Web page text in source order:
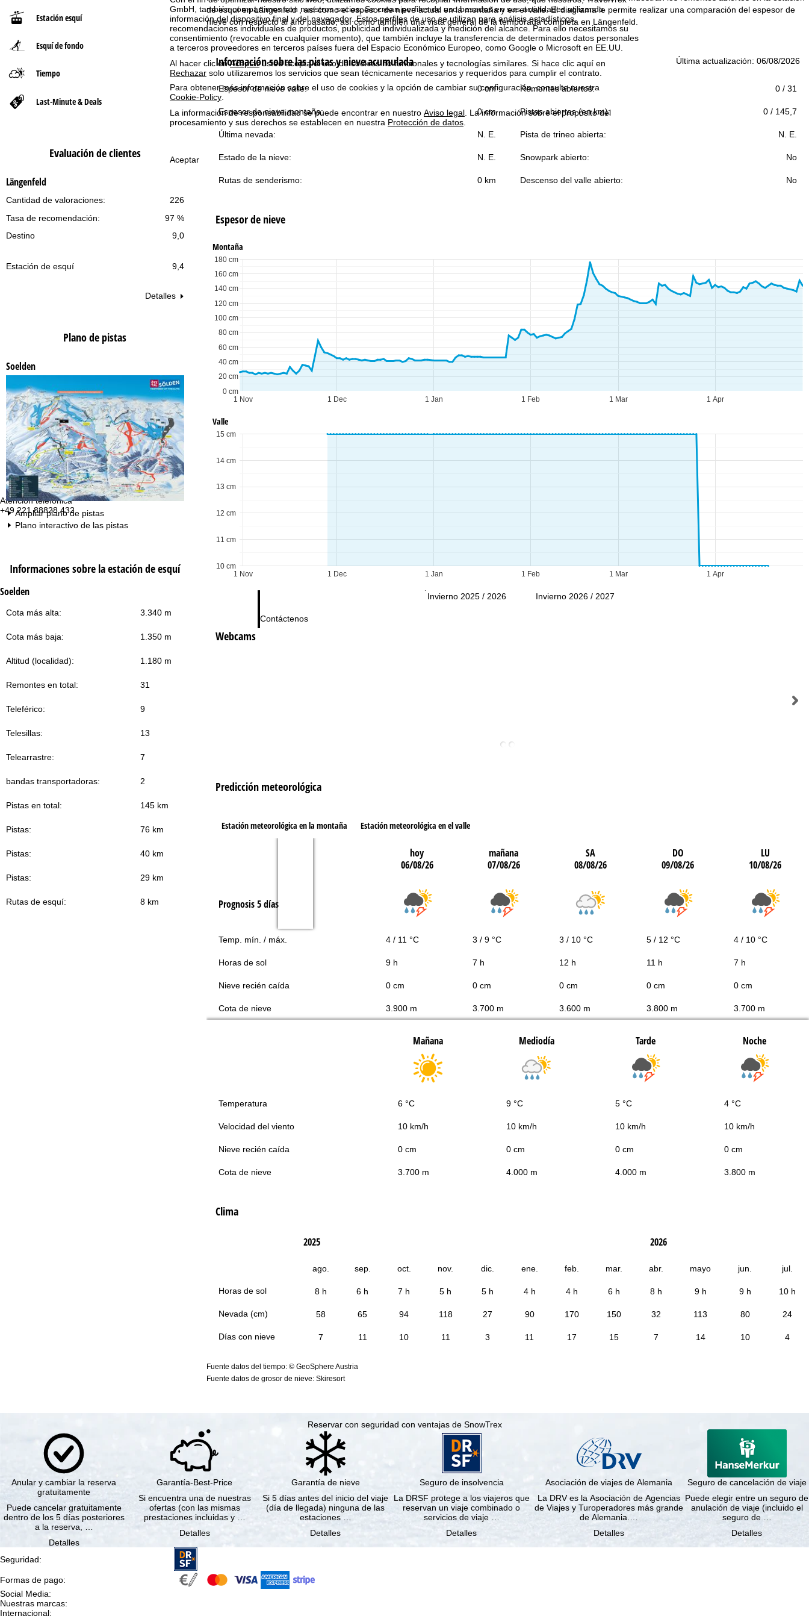
GmbH, también compartimos con nuestros socios. Se crean perfiles de uso basados en sus actividades utilizando
información del dispositivo final y del navegador. Estos perfiles de uso se utilizan para análisis estadísticos,
recomendaciones individuales de productos, publicidad individualizada y medición del alcance. Para ello necesitamos su
consentimiento (revocable en cualquier momento), que también incluye la transferencia de determinados datos personales
a terceros proveedores en terceros países fuera del Espacio Económico Europeo, como Google o Microsoft en EE.UU.
Al hacer clic enAceptarusted acepta el uso de cookies no funcionales y tecnologías similares. Si hace clic aquí en
Rechazar solo utilizaremos los servicios que sean técnicamente necesarios y requeridos para cumplir el contrato.
Para obtener más información sobre el uso de cookies y la opción de cambiar su configuración, consulte nuestra
Cookie-Policy.
La información de responsabilidad se puede encontrar en nuestro Aviso legal. La información sobre el propósito del
procesamiento y sus derechos se establecen en nuestra Protección de datos.
Aceptar
Atención telefónica
+49 221 88828 432
Contáctenos
Ayuda
Estación esquí
Esquí de fondo
Tiempo
Last-Minute & Deals
Evaluación de clientes
Längenfeld
226
Cantidad de valoraciones:
97 %
Tasa de recomendación:
Destino
9,0
Estación de esquí 9,4
Detalles
Plano de pistas
Soelden
Ampliar plano de pistas
Plano interactivo de las pistas
Informaciones sobre la estación de esquí
Soelden
Cota más alta: 3.340 m
Cota más baja: 1.350 m
Altitud (localidad): 1.180 m
Remontes en total: 31
Teleférico: 9
Telesillas: 13
Telearrastre: 7
bandas transportadoras: 2
Pistas en total: 145 km
Pistas: 76 km
Pistas: 40 km
Pistas: 29 km
Rutas de esquí: 8 km
n
a
p
r
i
p
a
de esquí en Längenfeld , así como el espesor de nieve actual en la montaña y en el valle. El diagrama le permite realizar una comparación del espesor de
nieve con respecto al año pasado, así como también una vista general de la temporada completa en Längenfeld.
Información sobre las pistas y nieve acumulada Última actualización: 06/08/2026
Espesor de nieve valle: 0 cm Remontes abiertos: 0 / 31
Espesor de nieve montaña: 0 cm Pistas abiertas (en km): 0 / 145,7
Última nevada: N. E. Pista de trineo abierta: N. E.
Estado de la nieve: N. E. Snowpark abierto: No
Rutas de senderismo: 0 km Descenso del valle abierto: No
Espesor de nieve
Montaña
1 Nov 1 Dec 1 Jan 1 Feb 1 Mar 1 Apr
0 cm
20 cm
40 cm
60 cm
80 cm
100 cm
120 cm
140 cm
160 cm
180 cm
Valle
1 Nov 1 Dec 1 Jan 1 Feb 1 Mar 1 Apr
10 cm
11 cm
12 cm
13 cm
14 cm
15 cm
Invierno 2025 / 2026 Invierno 2026 / 2027
Webcams
Predicción meteorológica
Estación meteorológica en la montaña Estación meteorológica en el valle
hoy
06/08/26
mañana
07/08/26
SA
08/08/26
DO
09/08/26
LU
10/08/26
Prognosis 5 días
Temp. mín. / máx. 4 / 11 °C 3 / 9 °C 3 / 10 °C 5 / 12 °C 4 / 10 °C
Horas de sol 9 h 7 h 12 h 11 h 7 h
Nieve recién caída 0 cm 0 cm 0 cm 0 cm 0 cm
Cota de nieve 3.900 m 3.700 m 3.600 m 3.800 m 3.700 m
Mañana Mediodía Tarde Noche
Temperatura 6 °C 9 °C 5 °C 4 °C
Velocidad del viento 10 km/h 10 km/h 10 km/h 10 km/h
Nieve recién caída 0 cm 0 cm 0 cm 0 cm
Cota de nieve 3.700 m 4.000 m 4.000 m 3.800 m
Clima
Horas de sol
Nevada (cm)
Días con nieve
2025 2026
ago. sep. oct. nov. dic. ene. feb. mar. abr. mayo jun. jul.
8 h 6 h 7 h 5 h 5 h 4 h 4 h 6 h 8 h 9 h 9 h 10 h
58 65 94 118 27 90 170 150 32 113 80 24
7 11 10 11 3 11 17 15 7 14 10 4
Fuente datos del tiempo: © GeoSphere Austria
Fuente datos de grosor de nieve: Skiresort
Reservar con seguridad con ventajas de SnowTrex
Anular y cambiar la reserva
gratuitamente
Puede cancelar gratuitamente
dentro de los 5 días posteriores
a la reserva, …
Detalles
Garantía-Best-Price
Si encuentra una de nuestras
ofertas (con las mismas
prestaciones incluidas y …
Detalles
Garantía de nieve
Si 5 días antes del inicio del viaje
(día de llegada) ninguna de las
estaciones …
Detalles
Seguro de insolvencia
La DRSF protege a los viajeros que
reservan un viaje combinado o
servicios de viaje …
Detalles
Asociación de viajes de Alemania
La DRV es la Asociación de Agencias
de Viajes y Turoperadores más grande
de Alemania.…
Detalles
Seguro de cancelación de viaje
Puede elegir entre un seguro de
anulación de viaje (incluido el
seguro de …
Detalles
Seguridad:
Formas de pago:
Social Media:
Nuestras marcas:
Internacional: